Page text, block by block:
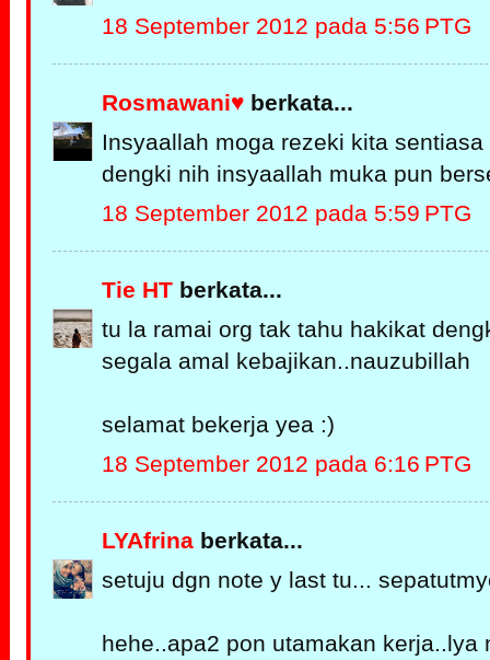
18 September 2012 pada 5:56 PTG
Rosmawani♥ berkata...
Insyaallah moga rezeki kita
dengki nih insyaallah muka pun
18 September 2012 pada 5:59 PTG
Tie HT berkata...
tu la ramai org tak tahu hakikat
segala amal kebajikan..nauzubillah
selamat bekerja yea :)
18 September 2012 pada 6:16 PTG
LYAfrina berkata...
setuju dgn note y last tu...
hehe..apa2 pon utamakan kerja..lya